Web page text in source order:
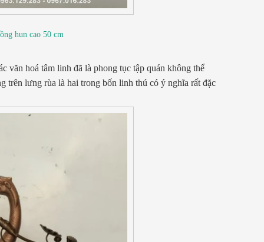
hun cao 50 cm
hoá tâm linh đã là phong tục tập quán không thể
trên lưng rùa là hai trong bốn linh thú có ý nghĩa rất đặc